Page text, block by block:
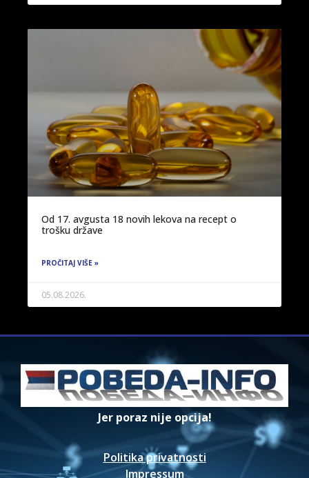
Od 17. avgusta 18 novih lekova na recept o
trošku države
PROČITAJ VIŠE »
05.08.2026.
Jer poraz nije opcija!
Politika privatnosti
Impressum